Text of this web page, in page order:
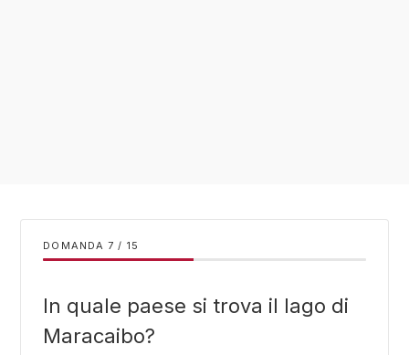
DOMANDA / 15
In quale paese si trova il lago di
Maracaibo?